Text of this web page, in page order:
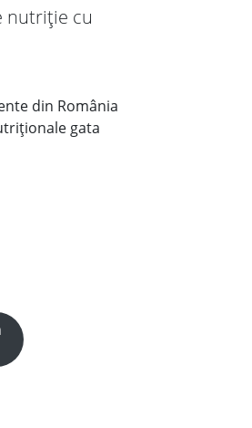
nutriție cu
din România
gata